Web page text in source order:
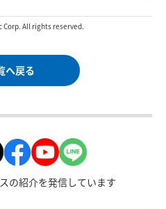
All rights reserved.
へ戻る
の紹介を発信しています